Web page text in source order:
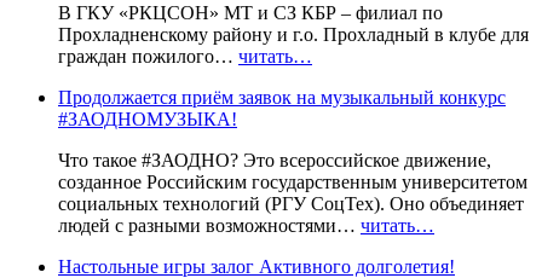
В ГКУ «РКЦСОН» МТ и СЗ КБР – филиал по
Прохладненскому району и г.о. Прохладный в клубе для
граждан пожилого… читать…
Продолжается приём заявок на музыкальный конкурс
#ЗАОДНОМУЗЫКА!
Что такое #ЗАОДНО? Это всероссийское движение,
созданное Российским государственным университетом
социальных технологий (РГУ СоцТех). Оно объединяет
людей с разными возможностями… читать…
Настольные игры залог Активного долголетия!